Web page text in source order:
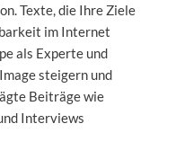
Texte, die Ihre Ziele
im Internet
als Experte und
steigern und
Beiträge wie
Interviews